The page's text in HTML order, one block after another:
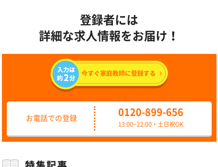
登録者には
詳細な求人情報をお届け！
お電話での登録
0120-899-656
13:00~22:00・土日祝OK